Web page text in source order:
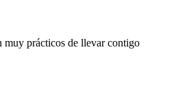
muy prácticos de llevar contigo